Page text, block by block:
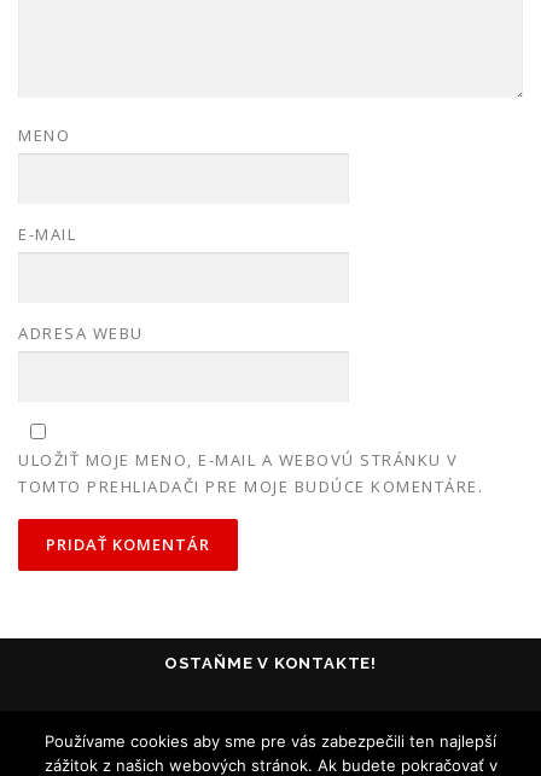
MENO
E-MAIL
ADRESA WEBU
ULOŽIŤ MOJE MENO, E-MAIL A WEBOVÚ STRÁNKU V
TOMTO PREHLIADAČI PRE MOJE BUDÚCE KOMENTÁRE.
OSTAŇME V KONTAKTE!
Používame cookies aby sme pre vás zabezpečili ten najlepší
zážitok z našich webových stránok. Ak budete pokračovať v